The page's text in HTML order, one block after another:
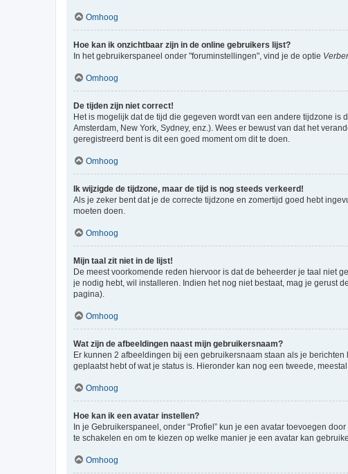
Omhoog
Hoe kan ik onzichtbaar zijn in de online gebruikers lijst?
In het gebruikerspaneel onder "foruminstellingen", vind je de optie
Omhoog
De tijden zijn niet correct!
Het is mogelijk dat de tijd die gegeven wordt van een andere tijdzone
Amsterdam, New York, Sydney, enz.). Wees er bewust van dat het
geregistreerd bent is dit een goed moment om dit te doen.
Omhoog
Ik wijzigde de tijdzone, maar de tijd is nog steeds verkeerd!
Als je zeker bent dat je de correcte tijdzone en zomertijd goed hebt
moeten doen.
Omhoog
Mijn taal zit niet in de lijst!
De meest voorkomende reden hiervoor is dat de beheerder je taal niet
je nodig hebt, wil installeren. Indien het nog niet bestaat, mag je gerust
pagina).
Omhoog
Wat zijn de afbeeldingen naast mijn gebruikersnaam?
Er kunnen 2 afbeeldingen bij een gebruikersnaam staan als je
geplaatst hebt of wat je status is. Hieronder kan nog een tweede,
Omhoog
Hoe kan ik een avatar instellen?
In je Gebruikerspaneel, onder “Profiel” kun je een avatar toevoegen
te schakelen en om te kiezen op welke manier je een avatar kan
Omhoog